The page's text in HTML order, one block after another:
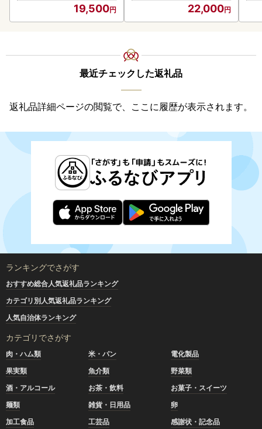
19,500 22,000
最近チェックした返礼品
返礼品詳細ページの閲覧で、ここに履歴が表示されます。
ランキングでさがす
おすすめ総合人気返礼品ランキング
カテゴリ別人気返礼品ランキング
人気自治体ランキング
カテゴリでさがす
肉・ハム類 米・パン
電化製品
果実類
魚介類
野菜類
酒・アルコール
お茶・飲料
お菓子・スイーツ
麺類
雑貨・日用品
卵
加工食品
工芸品
感謝状・記念品